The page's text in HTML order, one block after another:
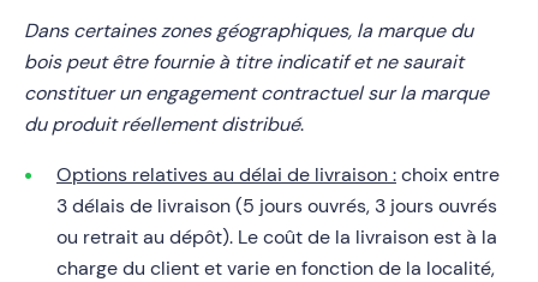
Dans certaines zones géographiques, la marque du
bois peut être fournie à titre indicatif et ne saurait
constituer un engagement contractuel sur la marque
du produit réellement distribué.
Options relatives au délai de livraison :choix entre
3 délais de livraison (5 jours ouvrés, 3 jours ouvrés
ou retrait au dépôt). Le coût de la livraison est à la
charge du client et varie en fonction de la localité,